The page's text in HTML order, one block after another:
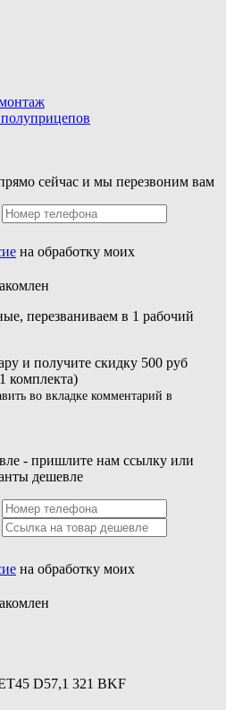
сейчас и мы перезвоним вам
на обработку моих
перезваниваем в 1 рабочий
и получите скидку 500 руб
комплекта)
во вкладке комментарий в
- пришлите нам ссылку или
дешевле
на обработку моих
D57,1 321 BKF